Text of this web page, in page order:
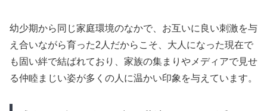
幼少期から同じ家庭環境のなかで、お互いに良い刺激を与
え合いながら育った2人だからこそ、大人になった現在で
も固い絆で結ばれており、家族の集まりやメディアで見せ
る仲睦まじい姿が多くの人に温かい印象を与えています。